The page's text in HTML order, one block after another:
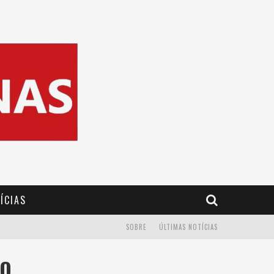
ÚLTIMAS NOTÍCIAS
SOBRE